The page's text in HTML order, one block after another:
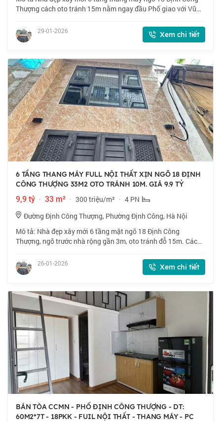
Thượng cách oto tránh 15m nằm ngay đầu Phố giao với Vũ
Định Công và dự án cảnh quan Ve
29-01-2026 Xem chi tiết
6 TẦNG THANG MÁY FULL NỘI THẤT XỊN NGÕ 18 ĐỊNH
CÔNG THƯỢNG 33M2 OTO TRÁNH 10M. GIÁ 9.9 TỶ
9,9 tỷ · 33 m² · 300 triệu/m² · 4 PN
Đường Định Công Thượng, Phường Định Công, Hà Nội
Mô tả: Nhà đẹp xây mới 6 tầng mặt ngõ 18 Định Công
Thượng, ngõ trước nhà rộng gần 3m, oto tránh đỗ 15m. Cách
trường, Bãi gửi oto..giao thông
26-01-2026 Xem chi tiết
BÁN TÒA CCMN - PHỐ ĐỊNH CÔNG THƯỢNG - DT:
60M2*7T - 18PKK - FUIL NỘI THẤT - THANG MÁY - PC